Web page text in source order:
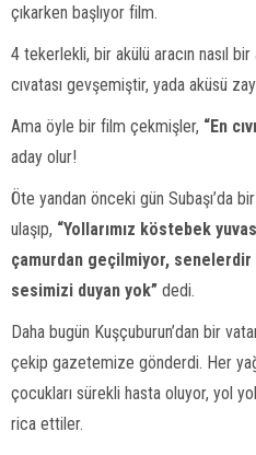
çıkarken başlıyor film.
4 tekerlekli, bir akülü aracın nasıl
cıvatası gevşemiştir, yada aküsü
Ama öyle bir film çekmişler, “En
aday olur!
Öte yandan önceki gün Subaşı’da
ulaşıp, “Yollarımız köstebek
çamurdan geçilmiyor,
sesimizi duyan yok” dedi.
Daha bugün Kuşçuburun’dan bir
çekip gazetemize gönderdi. Her
çocukları sürekli hasta oluyor, yol
rica ettiler.